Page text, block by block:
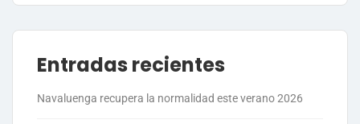
Entradas recientes
Navaluenga recupera la normalidad este verano 2026